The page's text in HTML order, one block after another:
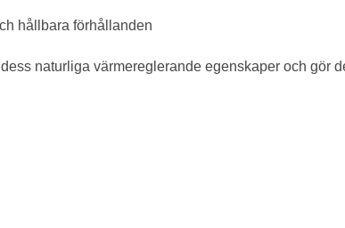
hållbara förhållanden
naturliga värmereglerande egenskaper och gör